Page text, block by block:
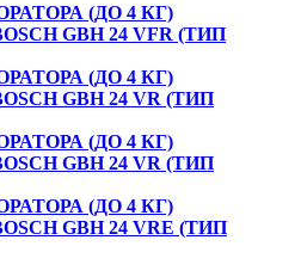
(ДО 4 КГ)
GBH 24 VFR (ТИП
(ДО 4 КГ)
GBH 24 VR (ТИП
(ДО 4 КГ)
GBH 24 VR (ТИП
(ДО 4 КГ)
GBH 24 VRE (ТИП